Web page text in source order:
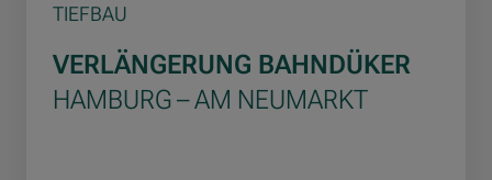
TIEFBAU
VERLÄNGERUNG BAHNDÜKER
HAMBURG – AM NEUMARKT